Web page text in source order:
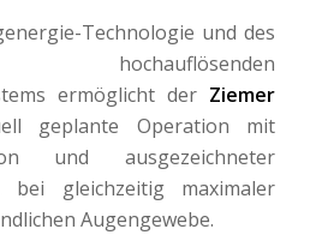
Technologie und des
ermöglicht der Ziemer
geplante Operation mit
und ausgezeichneter
bei gleichzeitig maximaler
Augengewebe.